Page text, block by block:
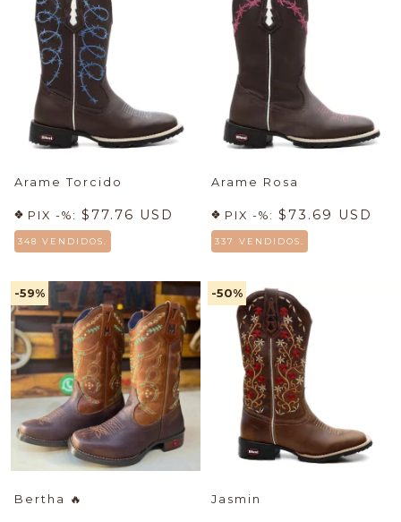
Arame Torcido
PIX -%: $77.76 USD
348 VENDIDOS.
Arame Rosa
PIX -%: $73.69 USD
337 VENDIDOS.
-59%
Bertha 🔥
-50%
Jasmin